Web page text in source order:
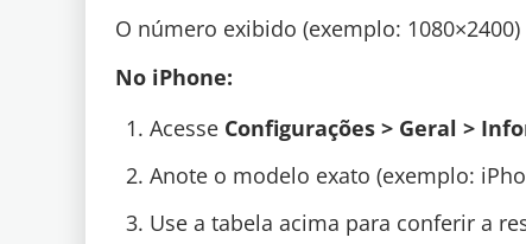
O número exibido (exemplo:
No iPhone:
Acesse Configurações > Geral >
Anote o modelo exato (exemplo:
Use a tabela acima para conferir a